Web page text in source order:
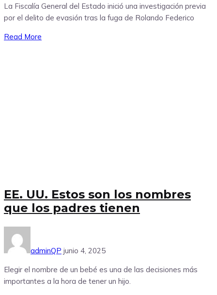
La Fiscalía General del Estado inició una investigación previa
por el delito de evasión tras la fuga de Rolando Federico
Read More
EE. UU. Estos son los nombres
que los padres tienen
adminQP junio 4, 2025
Elegir el nombre de un bebé es una de las decisiones más
importantes a la hora de tener un hijo.